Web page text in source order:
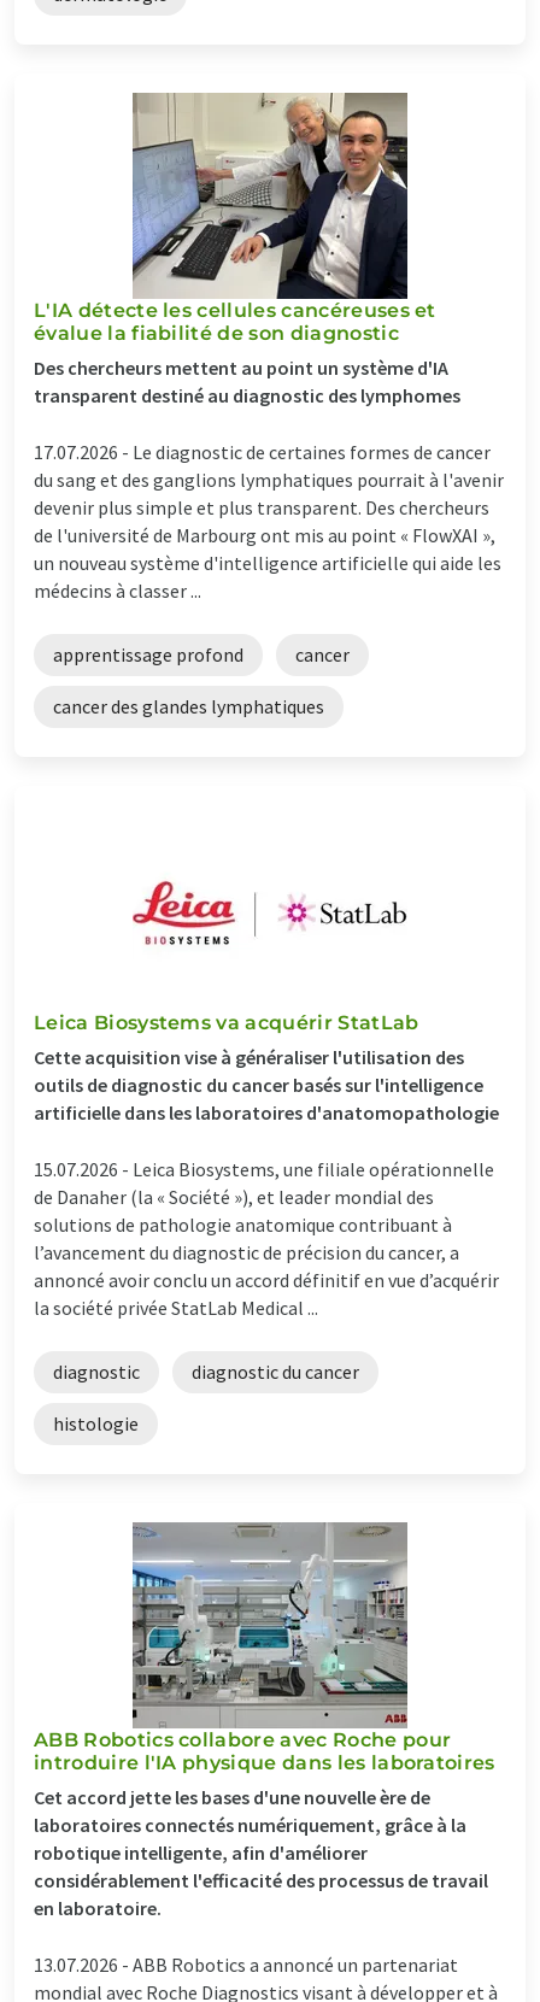
L'IA détecte les cellules cancéreuses et
évalue la fiabilité de son diagnostic
Des chercheurs mettent au point un système d'IA
transparent destiné au diagnostic des lymphomes
17.07.2026 - Le diagnostic de certaines formes de cancer
du sang et des ganglions lymphatiques pourrait à l'avenir
devenir plus simple et plus transparent. Des chercheurs
de l'université de Marbourg ont mis au point « FlowXAI »,
un nouveau système d'intelligence artificielle qui aide les
médecins à classer ...
apprentissage profond cancer
cancer des glandes lymphatiques
Leica Biosystems va acquérir StatLab
Cette acquisition vise à généraliser l'utilisation des
outils de diagnostic du cancer basés sur l'intelligence
artificielle dans les laboratoires d'anatomopathologie
15.07.2026 - Leica Biosystems, une filiale opérationnelle
de Danaher (la « Société »), et leader mondial des
solutions de pathologie anatomique contribuant à
l’avancement du diagnostic de précision du cancer, a
annoncé avoir conclu un accord définitif en vue d’acquérir
la société privée StatLab Medical ...
diagnostic diagnostic du cancer
histologie
ABB Robotics collabore avec Roche pour
introduire l'IA physique dans les laboratoires
Cet accord jette les bases d'une nouvelle ère de
laboratoires connectés numériquement, grâce à la
robotique intelligente, afin d'améliorer
considérablement l'efficacité des processus de travail
en laboratoire.
13.07.2026 - ABB Robotics a annoncé un partenariat
mondial avec Roche Diagnostics visant à développer et à